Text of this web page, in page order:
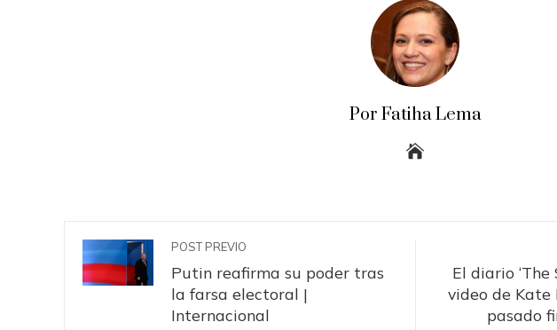
Por Fatiha Lema
POST PREVIO
Putin reafirma su poder tras
la farsa electoral |
Internacional
El diario ‘The
video de
pasado